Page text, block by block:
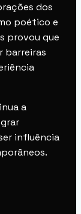
dos
poético e
provou que
barreiras
a
influência